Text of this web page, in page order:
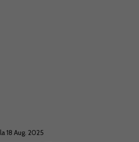
la 18 Aug. 2025